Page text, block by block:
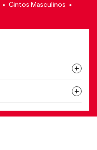
Cintos Masculinos